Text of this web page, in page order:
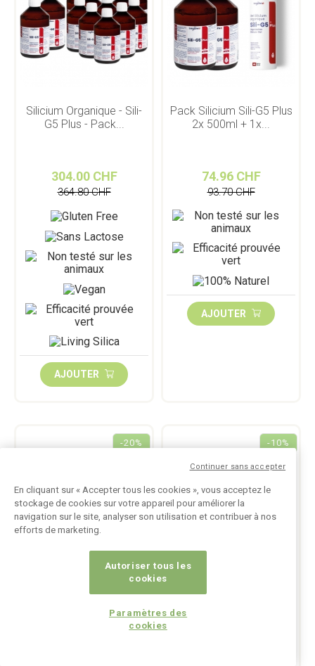
Silicium Organique - Sili-
G5 Plus - Pack...
304.00 CHF
364.80 CHF
AJOUTER
Pack Silicium Sili-G5 Plus
2x 500ml + 1x...
74.96 CHF
93.70 CHF
AJOUTER
-20%
Silicium Organique - Gel
-10%
Wild Yam - 180 gélules
En cliquant sur « Accepter tous les cookies », vous acceptez le
stockage de cookies sur votre appareil pour améliorer la
navigation sur le site, analyser son utilisation et contribuer à nos
efforts de marketing.
Autoriser tous les
cookies
Paramètres des
cookies
Continuer sans accepter